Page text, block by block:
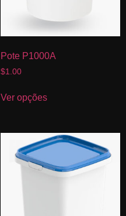
Pote P1000A
$1.00
Ver opções